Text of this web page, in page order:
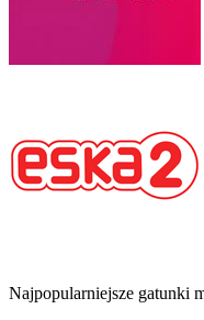
Najpopularniejsze gatunki